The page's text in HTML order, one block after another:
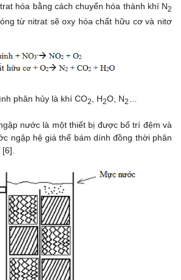
hóa bằng cách chuyển hóa thành khí N2
từ nitrat sẽ oxy hóa chất hữu cơ và nitơ
phân hủy là khí CO2 , H2O, N2
nước là một thiết bị được bố trí đệm và
ngập hệ giá thể bám dính đồng thời phân